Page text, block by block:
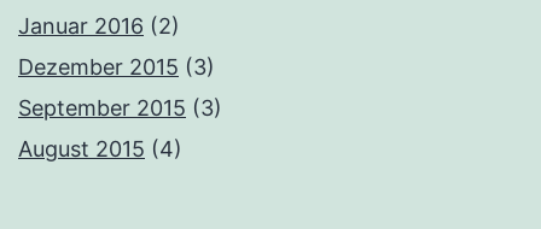
Januar 2016 (2)
Dezember 2015 (3)
September 2015 (3)
August 2015 (4)